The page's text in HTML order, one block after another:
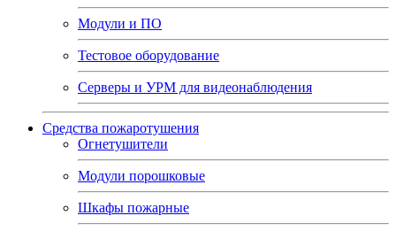
Модули и ПО
Тестовое оборудование
Серверы и УРМ для видеонаблюдения
Средства пожаротушения
Огнетушители
Модули порошковые
Шкафы пожарные